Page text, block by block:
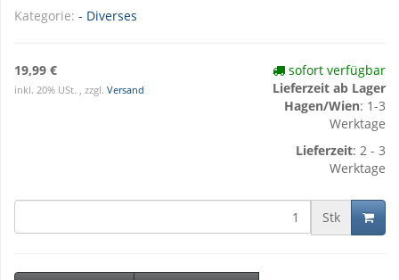
Kategorie: - Diverses
19,99 €
inkl. 20% USt. , zzgl. Versand
sofort verfügbar
Lieferzeit ab Lager
Hagen/Wien: 1-3
Werktage
Lieferzeit: 2 - 3
Werktage
Stk